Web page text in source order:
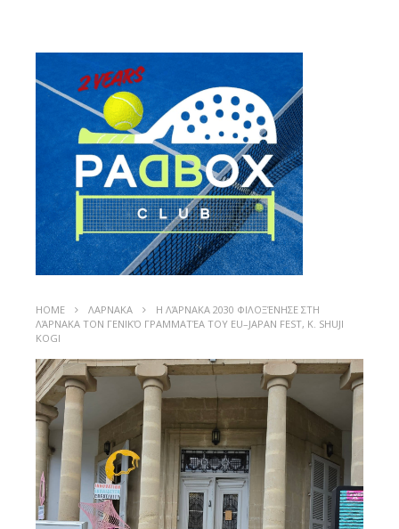
HOME ΛΑΡΝΑΚΑ
Η ΛΆΡΝΑΚΑ 2030 ΦΙΛΟΞΈΝΗΣΕ ΣΤΗ
ΛΆΡΝΑΚΑ ΤΟΝ ΓΕΝΙΚΌ ΓΡΑΜΜΑΤΈΑ ΤΟΥ EU–JAPAN FEST, Κ. SHUJI
KOGI